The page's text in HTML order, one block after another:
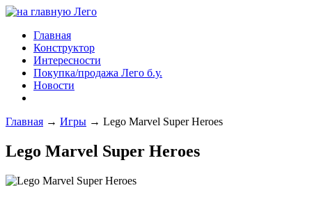
Главная
Конструктор
Интересности
Покупка/продажа Лего б.у.
Новости
Главная → Игры → Lego Marvel Super Heroes
Lego Marvel Super Heroes